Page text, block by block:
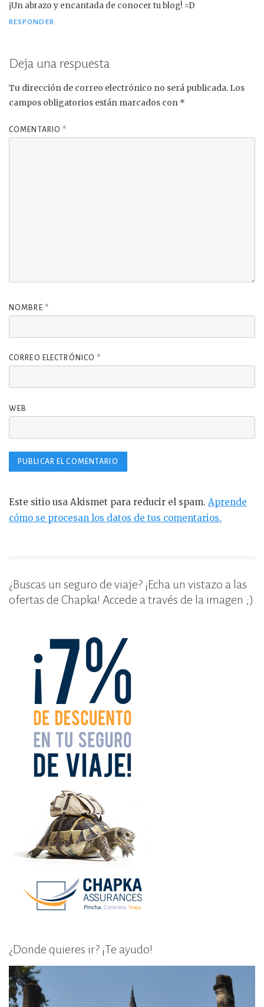
¡Un abrazo y encantada de conocer tu blog! =D
RESPONDER
Deja una respuesta
Tu dirección de correo electrónico no será publicada. Los
campos obligatorios están marcados con *
COMENTARIO *
NOMBRE *
CORREO ELECTRÓNICO *
WEB
Este sitio usa Akismet para reducir el spam. Aprende
cómo se procesan los datos de tus comentarios.
¿Buscas un seguro de viaje? ¡Echa un vistazo a las
ofertas de Chapka! Accede a través de la imagen ;)
¿Donde quieres ir? ¡Te ayudo!